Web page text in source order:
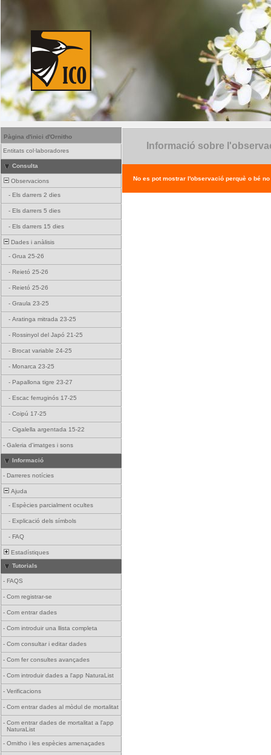
Pàgina d'inici d'Ornitho
Entitats col·laboradores
Consulta
Observacions
- Els darrers 2 dies
- Els darrers 5 dies
- Els darrers 15 dies
Dades i anàlisis
- Grua 25-26
- Reietó 25-26
- Reietó 25-26
- Graula 23-25
- Aratinga mitrada 23-25
- Rossinyol del Japó 21-25
- Brocat variable 24-25
- Monarca 23-25
- Papallona tigre 23-27
- Escac ferruginós 17-25
- Coipú 17-25
- Cigalella argentada 15-22
- Galeria d'imatges i sons
Informació
- Darreres notícies
Ajuda
- Espècies parcialment ocultes
- Explicació dels símbols
- FAQ
Estadístiques
Tutorials
- FAQS
- Com registrar-se
- Com entrar dades
- Com introduir una llista completa
- Com consultar i editar dades
- Com fer consultes avançades
- Com introduir dades a l'app NaturaList
- Verificacions
- Com entrar dades al mòdul de mortalitat
- Com entrar dades de mortalitat a l'app
NaturaList
- Ornitho i les espècies amenaçades
Informació sobre
No es pot mostrar l'observació perquè o bé